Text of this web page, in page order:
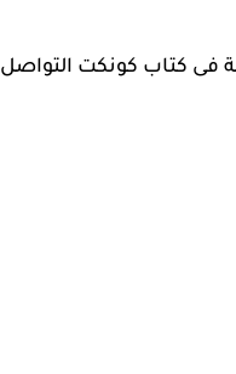
فى كتاب كونكت التواصل